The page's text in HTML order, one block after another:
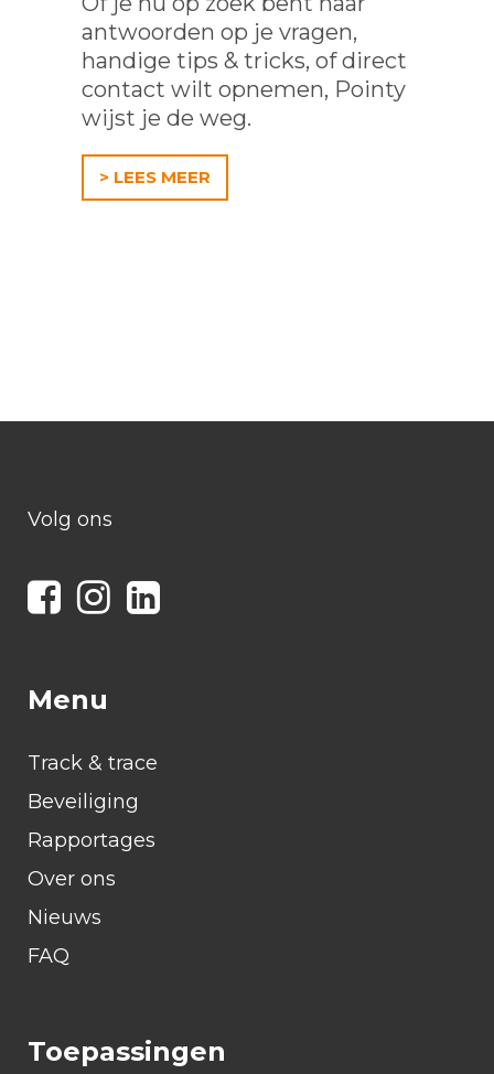
antwoorden op je vragen,
handige tips & tricks, of direct
contact wilt opnemen, Pointy
wijst je de weg.
> LEES MEER
Volg ons
Menu
Track & trace
Beveiliging
Rapportages
Over ons
Nieuws
FAQ
Toepassingen